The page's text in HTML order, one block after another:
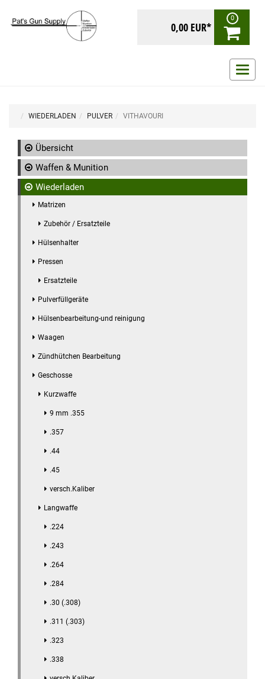
0,00 EUR*
0
ein-/
WIEDERLADEN PULVER VITHAVOURI
Übersicht
Waffen & Munition
Wiederladen
Matrizen
Zubehör / Ersatzteile
Hülsenhalter
Pressen
Ersatzteile
Pulverfüllgeräte
Hülsenbearbeitung-und reinigung
Waagen
Zündhütchen Bearbeitung
Geschosse
Kurzwaffe
9 mm .355
.357
.44
.45
versch.Kaliber
Langwaffe
.224
.243
.264
.284
.30 (.308)
.311 (.303)
.323
.338